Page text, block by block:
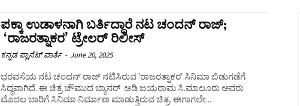
ಪಕ್ಕಾ ಉಡಾಳನಾಗಿ ಬರ್ತಿದ್ದಾರೆ ನಟ ಚಂದನ್ ರಾಜ್;
‘ರಾಜರತ್ನಾಕರ’ ಟ್ರೇಲರ್ ರಿಲೀಸ್
ಕನ್ನಡ ಪ್ಲಾನೆಟ್ ವಾರ್ತೆ - June 20, 2025
ಭರವಸೆಯ ನಟ ಚಂದನ್ ರಾಜ್ ನಟಿಸಿರುವ 'ರಾಜರತ್ನಾಕರ' ಸಿನಿಮಾ ಬಿಡುಗಡೆಗೆ
ಸಿದ್ಧವಾಗಿದೆ. ಈ ಚಿತ್ರ ಚೌಮುದ ಬ್ಯಾನರ್ ಅಡಿ ಜಯರಾಮ ಸಿ.ಮಾಲೂರು ಅವರು
ಮೊದಲ ಬಾರಿಗೆ ಸಿನಿಮಾ ನಿರ್ಮಾಣ ಮಾಡುತ್ತಿರುವ ಚಿತ್ರ. ಈಗಾಗಲೇ...